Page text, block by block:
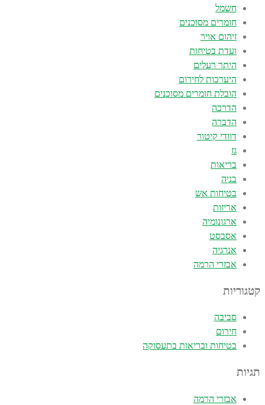
חשמל
חומרים מסוכנים
זיהום אויר
ועדת בטיחות
היתר רעלים
היערכות לחירום
הובלת חומרים מסוכנים
הדרכה
הדברה
דוודי קיטור
גז
בריאות
בניה
בטיחות אש
אריזות
ארגונומיה
אסבסט
אנרגיה
אבזרי הרמה
קטגוריות
סביבה
חירום
בטיחות ובריאות בתעסוקה
תגיות
אבזרי הרמה